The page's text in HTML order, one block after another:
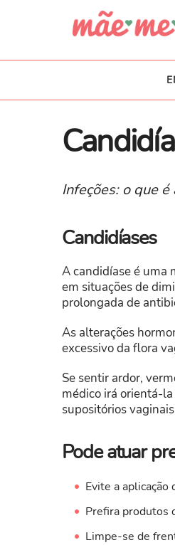
Infeções: o que
Candidíases
A candidíase é uma
em situações de
prolongada de
As alterações
excessivo da flora
Se sentir ardor,
médico irá orientá-
supositórios
Pode atuar
Evite a
Prefira produtos
Limpe-se de